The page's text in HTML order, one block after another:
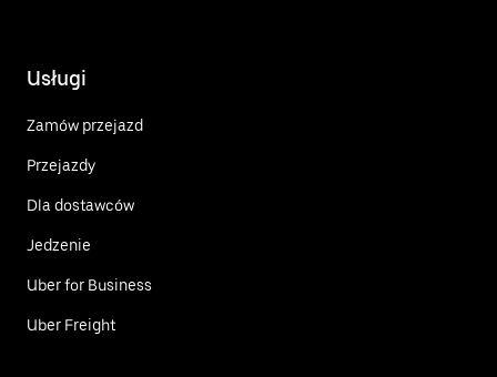
Usługi
Zamów przejazd
Przejazdy
Dla dostawców
Jedzenie
Uber for Business
Uber Freight